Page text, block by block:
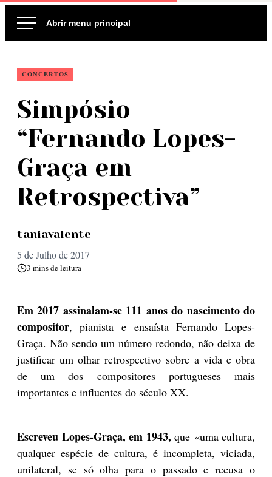
para
o
CONCERTOS
Simpósio
“Fernando Lopes-
Graça em
Retrospectiva”
taniavalente
5 de Julho de 2017
3 mins de leitura
Em 2017 assinalam-se 111 anos do nascimento do
compositor, pianista e ensaísta Fernando Lopes-
Graça. Não sendo um número redondo, não deixa de
justificar um olhar retrospectivo sobre a vida e obra
de um dos compositores portugueses mais
importantes e influentes do século XX.
Escreveu Lopes-Graça, em 1943, que «uma cultura,
qualquer espécie de cultura, é incompleta, viciada,
unilateral, se só olha para o passado e recusa o